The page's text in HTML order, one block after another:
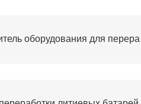
Лучший в